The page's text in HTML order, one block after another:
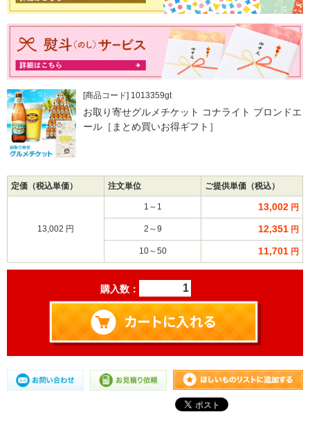
[商品コード] 1013359gt
お取り寄せグルメチケット コナライト ブロンドエ
ール［まとめ買いお得ギフト］
定価（税込単価） 注文単位 ご提供単価（税込）
13,002 円
1～1 13,002 円
2～9 12,351 円
10～50 11,701 円
購入数：